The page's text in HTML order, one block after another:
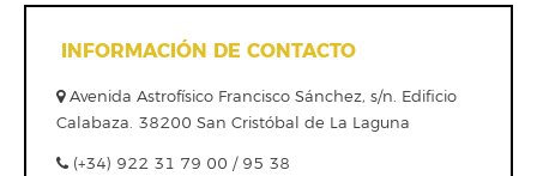
INFORMACIÓN DE CONTACTO
Avenida Astrofísico Francisco Sánchez, s/n. Edificio
Calabaza. 38200 San Cristóbal de La Laguna
(+34) 922 31 79 00 / 95 38